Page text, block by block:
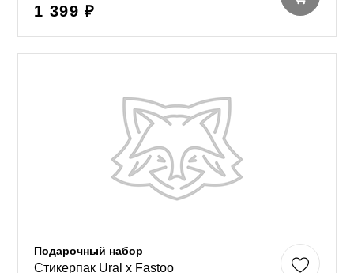
1 399 ₽
Подарочный набор
Стикерпак Ural x Fastoo